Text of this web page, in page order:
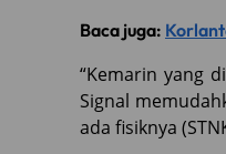
Baca juga:
“Kemarin yang
Signal
ada fisiknya